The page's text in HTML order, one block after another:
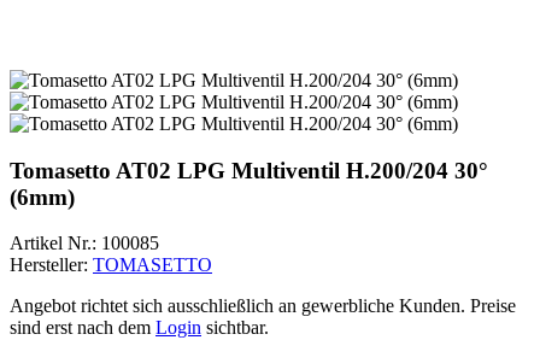
Tomasetto AT02 LPG Multiventil H.200/204 30°
(6mm)
Artikel Nr.: 100085
Hersteller: TOMASETTO
Angebot richtet sich ausschließlich an gewerbliche Kunden. Preise
sind erst nach dem Login sichtbar.